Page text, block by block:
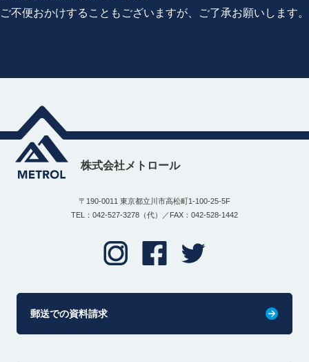
ご不便おかけすることもございますが、ご了承お願いします。
株式会社メトロール
〒190-0011 東京都立川市高松町1-100-25-5F
TEL：042-527-3278（代）／FAX：042-528-1442
郵送での資料請求